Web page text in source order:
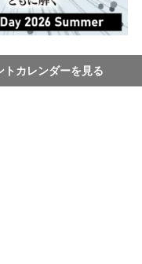
トカレンダーを見る